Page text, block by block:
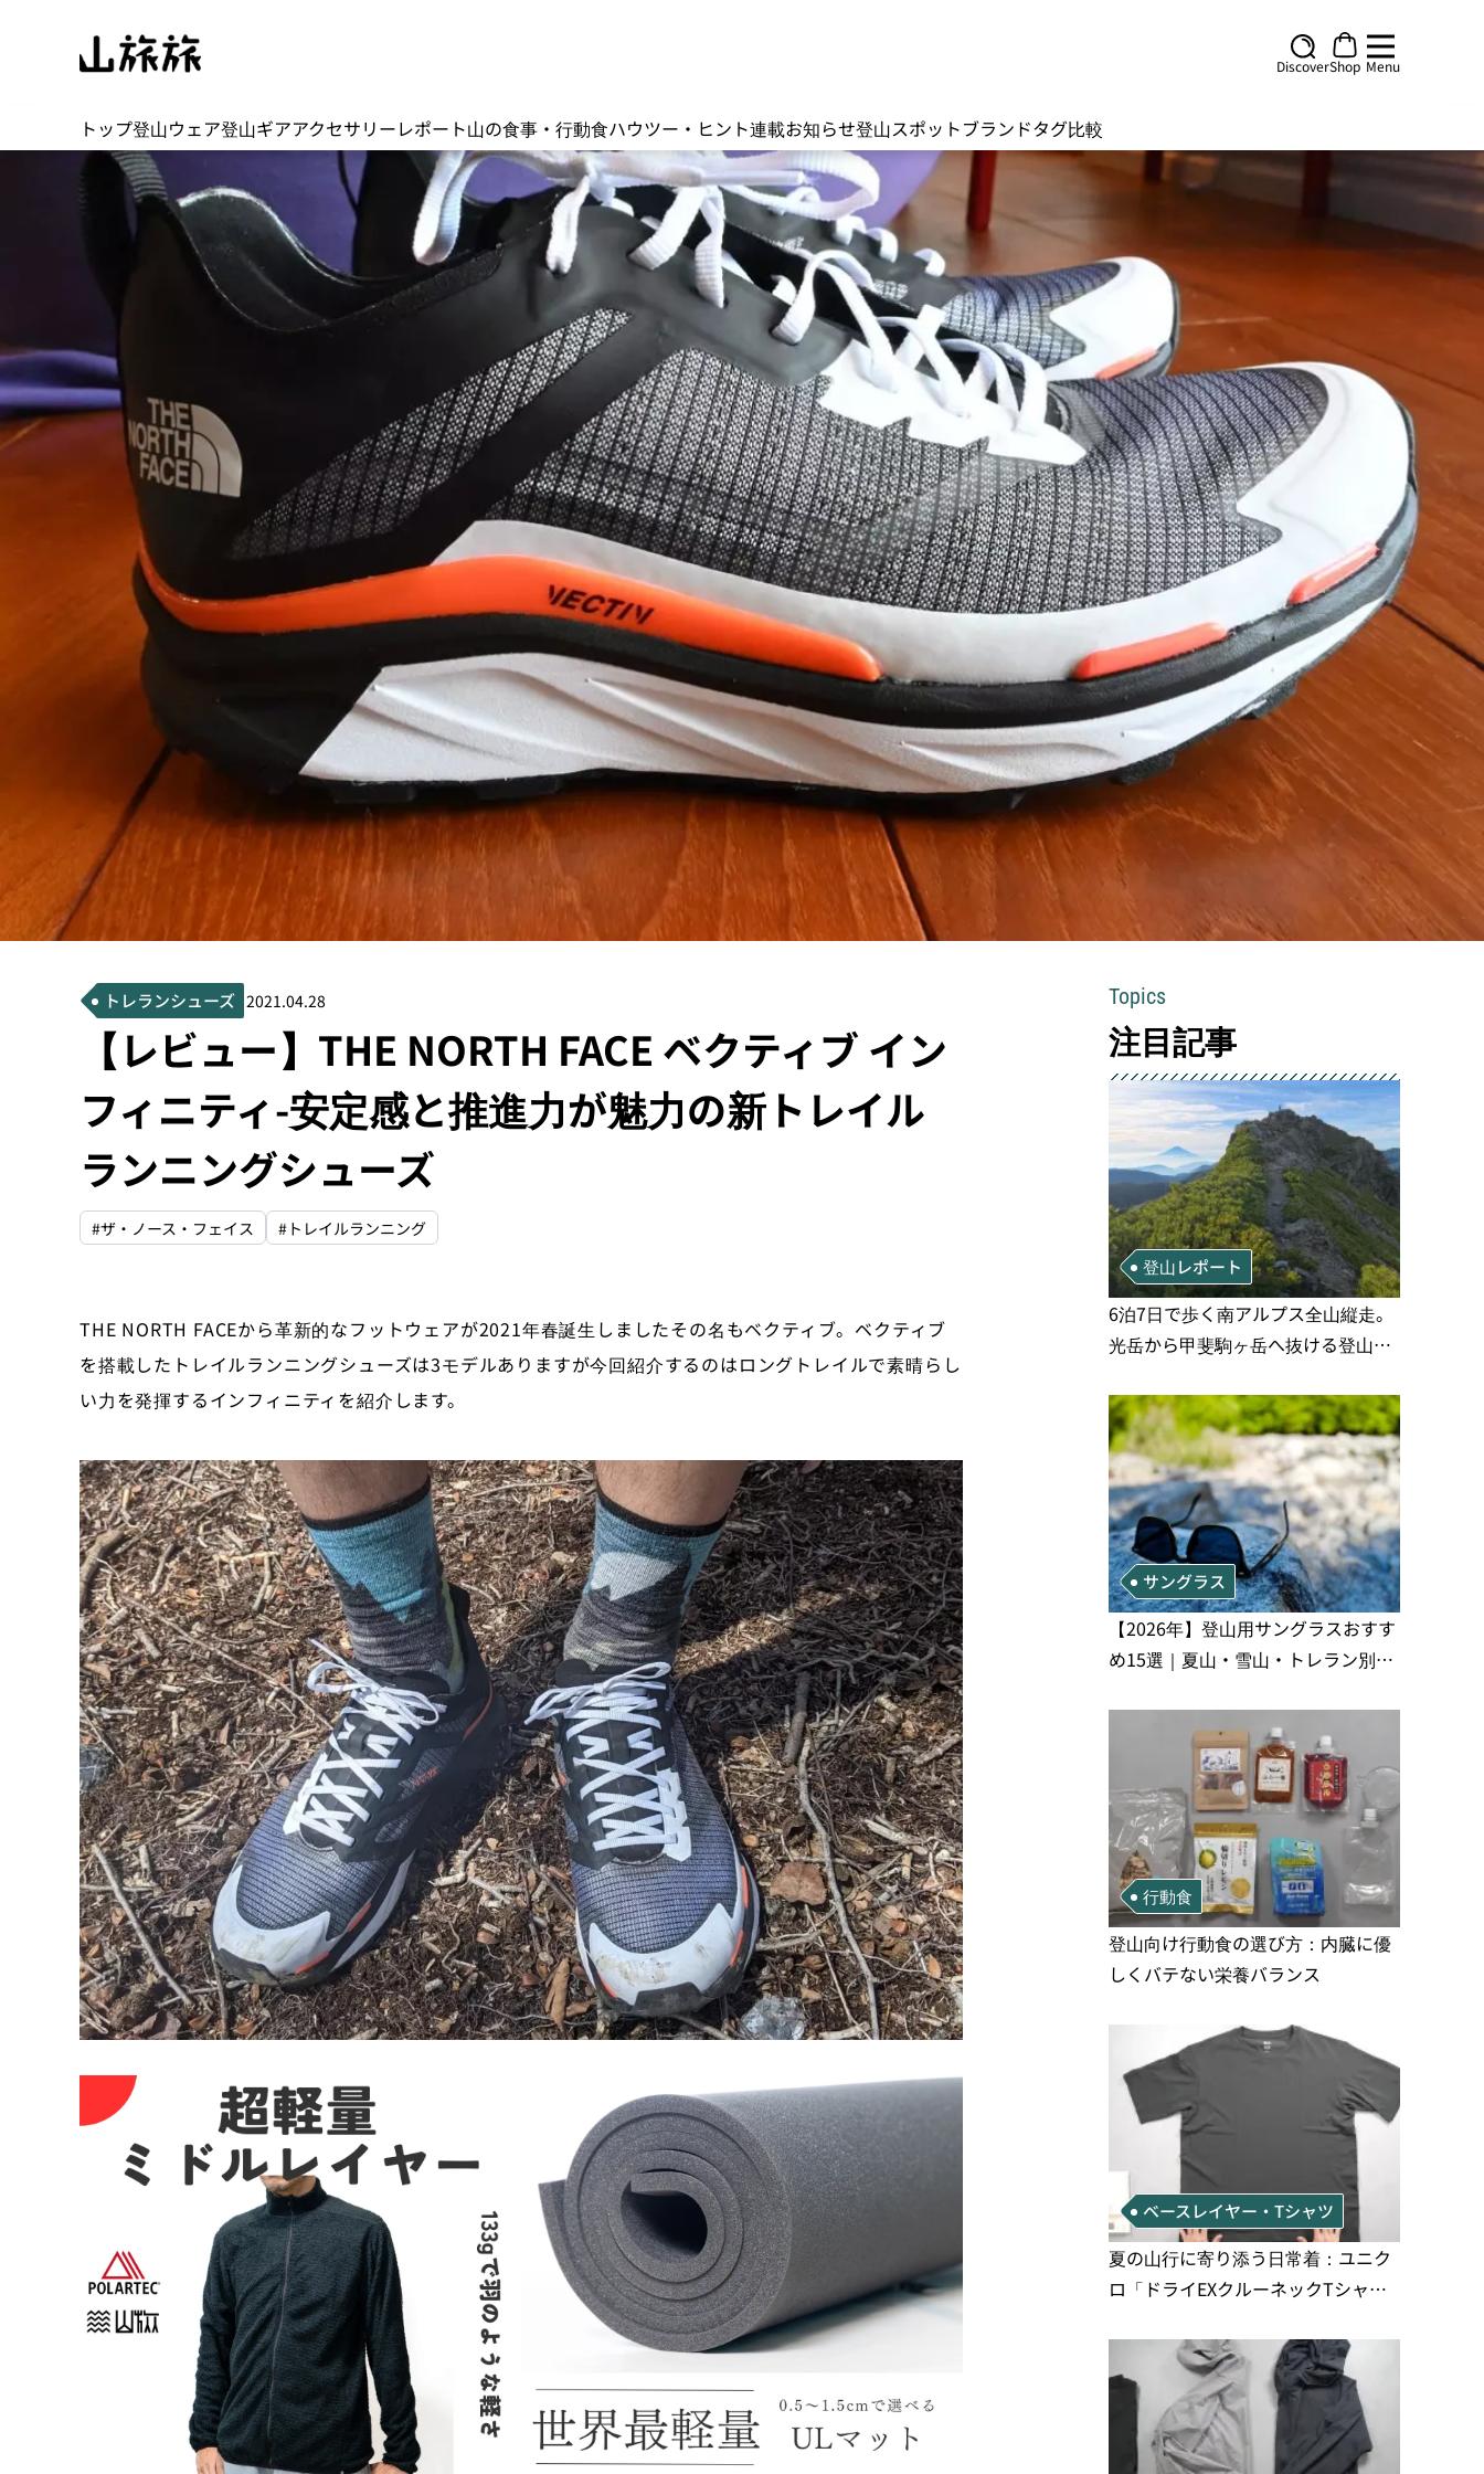
DiscoverShop Menu
トップ登山ウェア登山ギアアクセサリーレポート山の食事・行動食ハウツー・ヒント連載お知らせ登山スポットブランドタグ比較
トレランシューズ 2021.04.28
【レビュー】THE NORTH FACE ベクティブ イン
フィニティ-安定感と推進力が魅力の新トレイル
ランニングシューズ
#ザ・ノース・フェイス #トレイルランニング
THE NORTH FACEから革新的なフットウェアが2021年春誕生しましたその名もベクティブ。ベクティブ
を搭載したトレイルランニングシューズは3モデルありますが今回紹介するのはロングトレイルで素晴らし
い力を発揮するインフィニティを紹介します。
Topics
注目記事
登山レポート
6泊7日で歩く南アルプス全山縦走。
光岳から甲斐駒ヶ岳へ抜ける登山の
サングラス
【2026年】登山用サングラスおすす
め15選｜夏山・雪山・トレラン別、
行動食
登山向け行動食の選び方：内臓に優
しくバテない栄養バランス
ベースレイヤー・Tシャツ
夏の山行に寄り添う日常着：ユニク
ロ「ドライEXクルーネックTシャ